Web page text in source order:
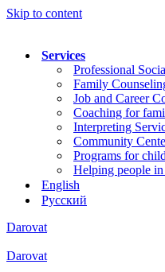
Skip to content
Services
Professional
Family
Job and Career
Coaching for
Interpreting
Community
Programs for
Helping people in
English
Русский
Darovat
Darovat